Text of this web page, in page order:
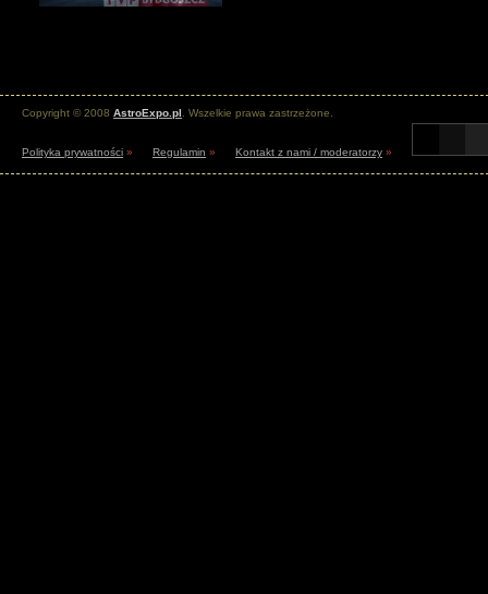
Copyright © 2008 AstroExpo.pl . Wszelkie prawa zastrzeżone.
Polityka prywatności » Regulamin » Kontakt z nami / moderatorzy »